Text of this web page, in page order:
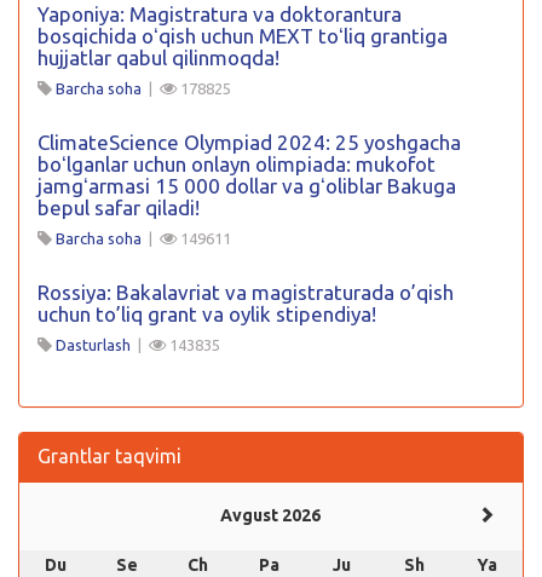
Yaponiya: Magistratura va doktorantura
bosqichida oʻqish uchun MEXT toʻliq grantiga
hujjatlar qabul qilinmoqda!
Barcha soha | 178825
ClimateScience Olympiad 2024: 25 yoshgacha
boʻlganlar uchun onlayn olimpiada: mukofot
jamgʻarmasi 15 000 dollar va gʻoliblar Bakuga
bepul safar qiladi!
Barcha soha | 149611
Rossiya: Bakalavriat va magistraturada o’qish
uchun to’liq grant va oylik stipendiya!
Dasturlash | 143835
Grantlar taqvimi
Avgust 2026
Du Se Ch Pa Ju Sh
Ya